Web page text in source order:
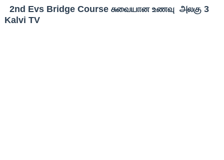
2nd Evs Bridge Course சுவையான உணவு அலகு 3
Kalvi TV